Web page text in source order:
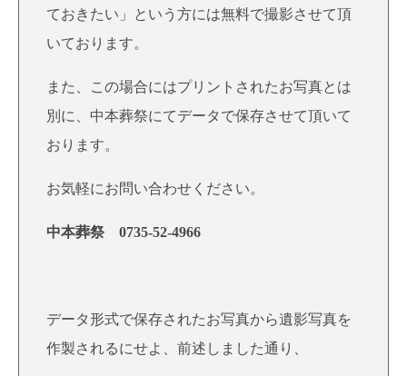
ておきたい」という方には無料で撮影させて頂
いております。
また、この場合にはプリントされたお写真とは
別に、中本葬祭にてデータで保存させて頂いて
おります。
お気軽にお問い合わせください。
中本葬祭 0735-52-4966
データ形式で保存されたお写真から遺影写真を
作製されるにせよ、前述しました通り、